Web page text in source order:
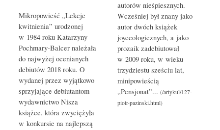
Mikropowieść „Lekcje
kwitnienia” urodzonej
w 1984 roku Katarzyny
Pochmary-Balcer należała
do najwyżej ocenianych
debiutów 2018 roku. O
wydanej przez wyjątkowo
sprzyjające debiutantom
wydawnictwo Nisza
książce, która zwyciężyła
w konkursie na najlepszą
autorów nieśpiesznych.
Wcześniej był znany jako
autor dwóch książek
joyceologicznych, a jako
prozaik zadebiutował
w 2009 roku, w wieku
trzydziestu sześciu lat,
minipowieścią
„Pensjonat”...